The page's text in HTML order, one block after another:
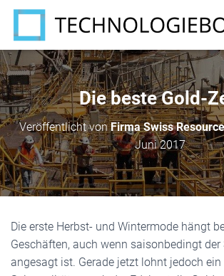
Die beste Gold-
Veröffentlicht vonFirma Swiss
Juni 2017
Die erste Herbst- und Wintermode hängt
Geschäften, auch wenn saisonbedingt der
angesagt ist. Gerade jetzt lohnt jedoch